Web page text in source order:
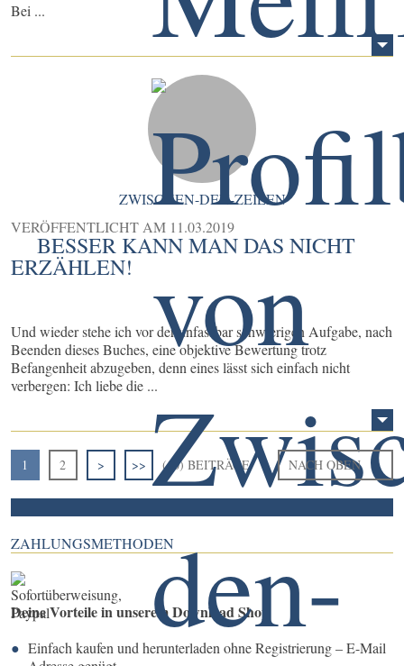
Bei ...
ZWISCHEN-DEN-ZEILEN
VERÖFFENTLICHT AM 11.03.2019
BESSER KANN MAN DAS NICHT
ERZÄHLEN!
Und wieder stehe ich vor der unfassbar schwierigen Aufgabe, nach
Beenden dieses Buches, eine objektive Bewertung trotz
Befangenheit abzugeben, denn eines lässt sich einfach nicht
verbergen: Ich liebe die ...
1 2 > >> (10) BEITRÄGE NACH OBEN
ZAHLUNGSMETHODEN
Deine Vorteile in unserem Download Shop
Einfach kaufen und herunterladen ohne Registrierung – E-Mail